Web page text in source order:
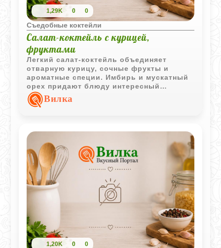
1,29K 0 0
Съедобные коктейли
Салат-коктейль с курицей,
фруктами
Легкий салат-коктейль объединяет
отварную курицу, сочные фрукты и
ароматные специи. Имбирь и мускатный
орех придают блюду интересный
характер, а орехи кешью делают вкус
более насыщенным.
Вилка
1,20K 0 0